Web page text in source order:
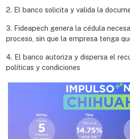
2. El banco solicita y valida la
3. Fideapech genera la cédula
proceso, sin que la empresa tenga
4. El banco autoriza y dispersa el
políticas y condiciones